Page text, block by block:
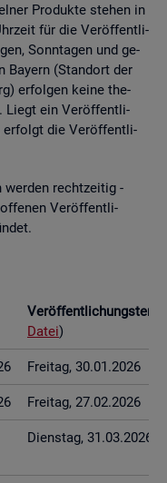
Pro­duk­te ste­hen in
für die Ver­öf­fent­li­
Sonn­ta­gen und ge­
Bay­ern (Stand­ort der
er­fol­gen keine the­
Liegt ein Ver­öf­fent­li­
er­folgt die Ver­öf­fent­li­
wer­den recht­zei­tig -
Ver­öf­fent­li­
Datei)
Frei­tag, 30.01.2026
Frei­tag, 27.02.2026
Diens­tag, 31.03.2026